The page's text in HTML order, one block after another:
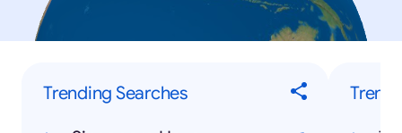
Trending Searches